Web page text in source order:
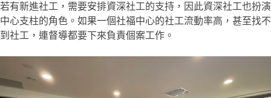
若有新進社工，需要安排資深社工的支持，因此資深社工也扮演
中心支柱的角色。如果一個社福中心的社工流動率高，甚至找不
到社工，連督導都要下來負責個案工作。